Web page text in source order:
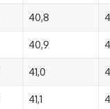
40,8
40,9
41,0
41,1